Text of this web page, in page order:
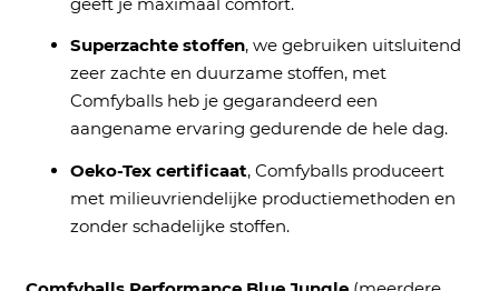
Superzachte stoffen, we gebruiken uitsluitend
zeer zachte en duurzame stoffen, met
Comfyballs heb je gegarandeerd een
aangename ervaring gedurende de hele dag.
Oeko-Tex certificaat, Comfyballs produceert
met milieuvriendelijke productiemethoden en
zonder schadelijke stoffen.